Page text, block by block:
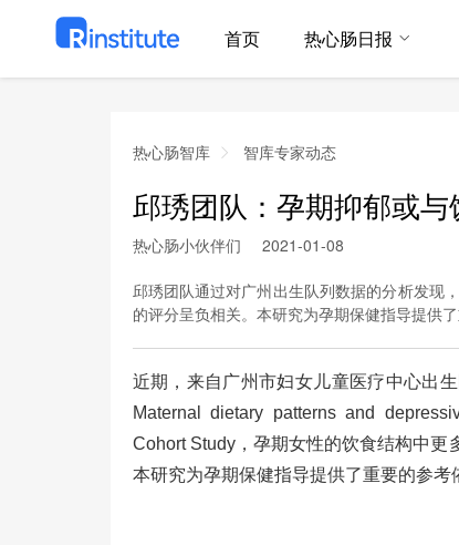
首页 热心肠日报
热心肠智库 智库专家动态
邱琇团队：孕期抑郁或
热心肠小伙伴们 2021-01-08
邱琇团队通过对广州出生队列数据的分析发现
的评分呈负相关。本研究为孕期保健指导提供了
近期，来自广州市妇女儿童医疗中心出
Maternal dietary patterns and
Cohort Study，孕期女性的饮食结构中更
本研究为孕期保健指导提供了重要的参考